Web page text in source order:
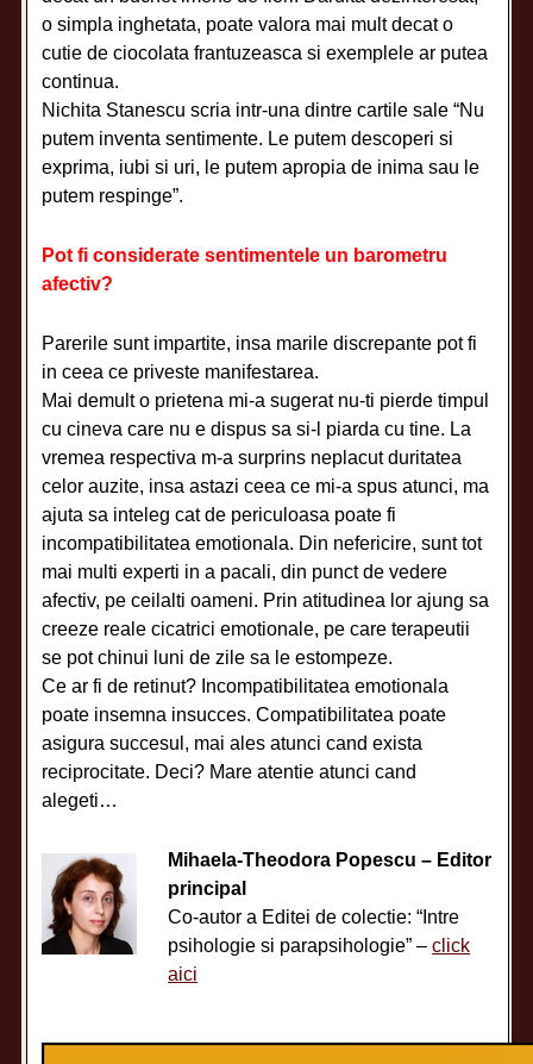
o simpla inghetata, poate valora mai mult decat o
cutie de ciocolata frantuzeasca si exemplele ar putea
continua.
Nichita Stanescu scria intr-una dintre cartile sale “Nu
putem inventa sentimente. Le putem descoperi si
exprima, iubi si uri, le putem apropia de inima sau le
putem respinge”.
Pot fi considerate sentimentele un barometru
afectiv?
Parerile sunt impartite, insa marile discrepante pot fi
in ceea ce priveste manifestarea.
Mai demult o prietena mi-a sugerat nu-ti pierde timpul
cu cineva care nu e dispus sa si-l piarda cu tine. La
vremea respectiva m-a surprins neplacut duritatea
celor auzite, insa astazi ceea ce mi-a spus atunci, ma
ajuta sa inteleg cat de periculoasa poate fi
incompatibilitatea emotionala. Din nefericire, sunt tot
mai multi experti in a pacali, din punct de vedere
afectiv, pe ceilalti oameni. Prin atitudinea lor ajung sa
creeze reale cicatrici emotionale, pe care terapeutii
se pot chinui luni de zile sa le estompeze.
Ce ar fi de retinut? Incompatibilitatea emotionala
poate insemna insucces. Compatibilitatea poate
asigura succesul, mai ales atunci cand exista
reciprocitate. Deci? Mare atentie atunci cand
alegeti…
Mihaela-Theodora Popescu – Editor
principal
Co-autor a Editei de colectie: “Intre
psihologie si parapsihologie” –click
aici